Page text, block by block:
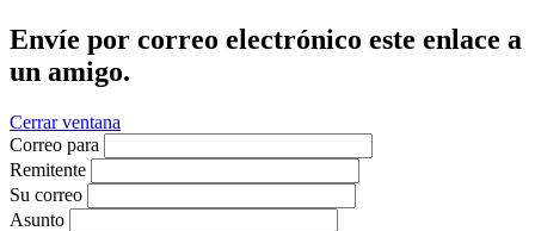
Envíe por correo electrónico este enlace a
un amigo.
Cerrar ventana
Correo para
Remitente
Su correo
Asunto